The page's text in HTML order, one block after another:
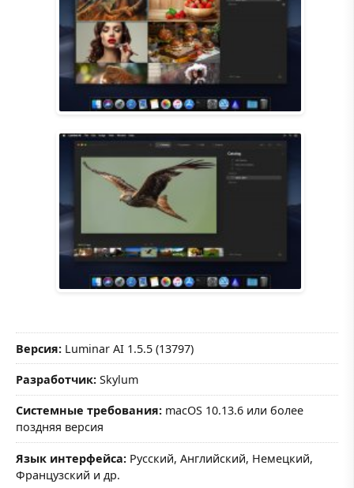
Версия: Luminar AI 1.5.5 (13797)
Разработчик: Skylum
Системные требования: macOS 10.13.6 или более
поздняя версия
Язык интерфейса: Русский, Английский, Немецкий,
Французский и др.